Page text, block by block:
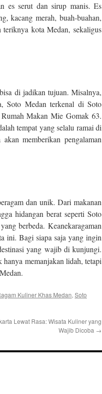
es serut dan sirup manis. Es
kacang merah, buah-buahan,
kota Medan, sekaligus
di jadikan tujuan. Misalnya,
Medan terkenal di Soto
Makan Mie Gomak 63.
tempat yang selalu ramai di
memberikan pengalaman
dan unik. Dari makanan
hidangan berat seperti Soto
berbeda. Keanekaragaman
ini. Bagi siapa saja yang ingin
yang wajib di kunjungi.
memanjakan lidah, tetapi
Kuliner Khas Medan, Soto
Lewat Rasa: Wisata Kuliner yang
Wajib Dicoba →